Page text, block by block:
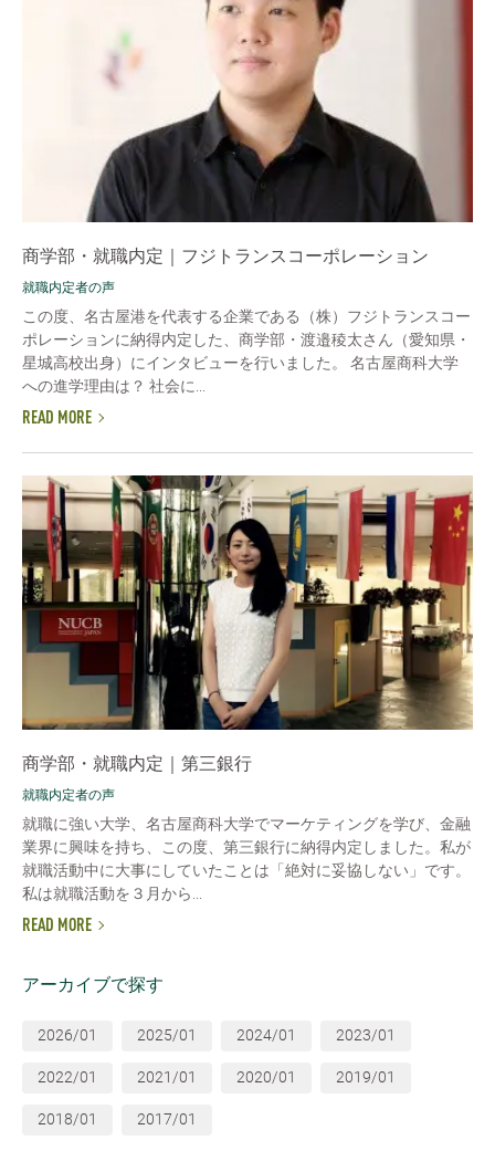
商学部・就職内定｜フジトランスコーポレーション
就職内定者の声
この度、名古屋港を代表する企業である（株）フジトランスコー
ポレーションに納得内定した、商学部・渡邉稜太さん（愛知県・
星城高校出身）にインタビューを行いました。 名古屋商科大学
への進学理由は？ 社会に...
READ MORE
商学部・就職内定｜第三銀行
就職内定者の声
就職に強い大学、名古屋商科大学でマーケティングを学び、金融
業界に興味を持ち、この度、第三銀行に納得内定しました。私が
就職活動中に大事にしていたことは「絶対に妥協しない」です。
私は就職活動を３月から...
READ MORE
アーカイブで探す
2026/01 2025/01 2024/01 2023/01
2022/01 2021/01 2020/01 2019/01
2018/01 2017/01